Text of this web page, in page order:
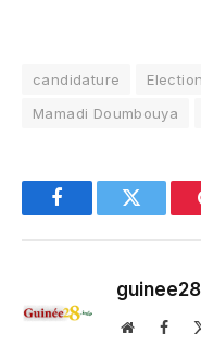
candidature
Mamadi Doumbouya
FacebookTwitter
guinee28
Website